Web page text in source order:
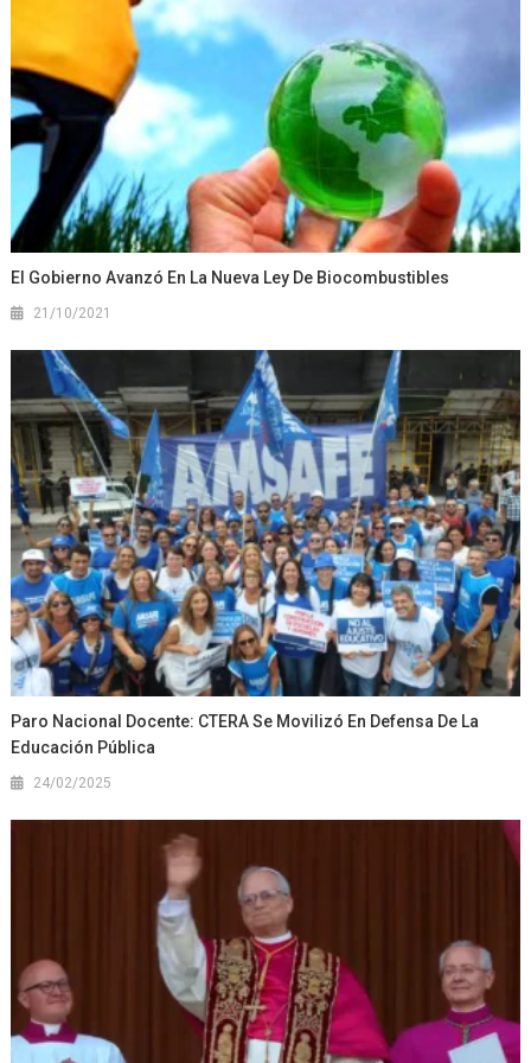
El Gobierno Avanzó En La Nueva Ley De Biocombustibles
21/10/2021
Paro Nacional Docente: CTERA Se Movilizó En Defensa De La
Educación Pública
24/02/2025